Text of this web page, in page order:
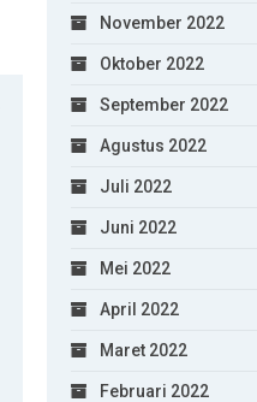
November 2022
Oktober 2022
September 2022
Agustus 2022
Juli 2022
Juni 2022
Mei 2022
April 2022
Maret 2022
Februari 2022